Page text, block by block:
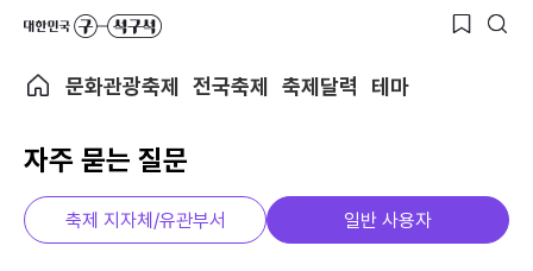
문화관광축제 전국축제 축제달력 테마
자주 묻는 질문
축제 지자체/유관부서 일반 사용자